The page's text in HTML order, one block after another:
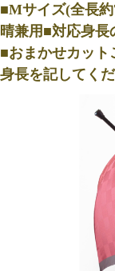
■Mサイズ(全長
晴兼用■対応身長
■おまかせカット
身長を記してくだ